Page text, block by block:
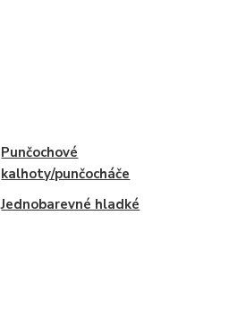
Punčochové
kalhoty/punčocháče
Jednobarevné hladké